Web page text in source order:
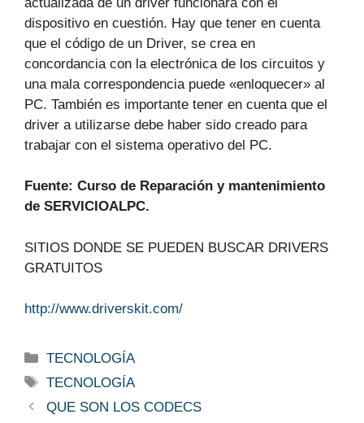
dispositivo en cuestión. Hay que tener en cuenta
que el código de un Driver, se crea en
concordancia con la electrónica de los circuitos y
una mala correspondencia puede «enloquecer» al
PC. También es importante tener en cuenta que el
driver a utilizarse debe haber sido creado para
trabajar con el sistema operativo del PC.
Fuente: Curso de Reparación y mantenimiento
de SERVICIOALPC.
SITIOS DONDE SE PUEDEN BUSCAR DRIVERS
GRATUITOS
http://www.driverskit.com/
Categorías
TECNOLOGÍA
Etiquetas
TECNOLOGÍA
QUE SON LOS CODECS